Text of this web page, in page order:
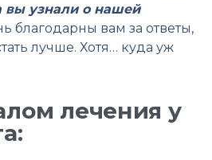
вы узнали о нашей
благодарны вам за ответы,
лучше. Хотя… куда уж
лечения у